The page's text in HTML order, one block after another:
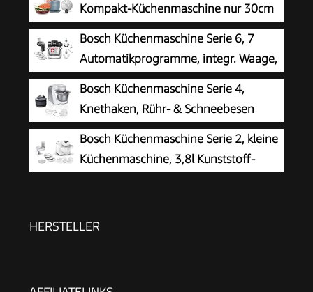
Kompakt-Küchenmaschine nur 30cm
hoch, zum Schneiden, Reiben, Pürieren
und Teig Kneten, Express-Serve, 1,3 l
Arbeitsbehälter, 650 W, Blau
Bosch Küchenmaschine Serie 6, 7
Automatikprogramme, integr. Waage,
5,5l Schüssel, Durchlaufschnitzler,
Scheiben, Knethaken/Rührbesen/Silikonbesen,
spülmaschinenfest, 1600 W, silber/schwarz,
MUMS6ZS13D
Bosch Küchenmaschine Serie 4,
Knethaken, Rühr- & Schneebesen
Edelstahl, Edelstahlschüssel
spülmaschinenfest, 3D Rührsystem, weiß/silber,
MUM58200
Bosch Küchenmaschine Serie 2, kleine
Küchenmaschine, 3,8l Kunststoff-
Knethaken/Rührbesen/Schlagbesen,
HERSTELLER